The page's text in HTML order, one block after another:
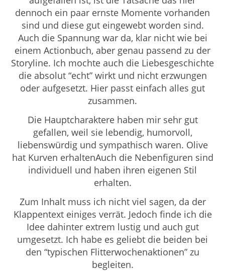
dennoch ein paar ernste Momente vorhanden
sind und diese gut eingewebt worden sind.
Auch die Spannung war da, klar nicht wie bei
einem Actionbuch, aber genau passend zu der
Storyline. Ich mochte auch die Liebesgeschichte
die absolut “echt” wirkt und nicht erzwungen
oder aufgesetzt. Hier passt einfach alles gut
zusammen.
Die Hauptcharaktere haben mir sehr gut
gefallen, weil sie lebendig, humorvoll,
liebenswürdig und sympathisch waren. Olive
hat Kurven erhaltenAuch die Nebenfiguren sind
individuell und haben ihren eigenen Stil
erhalten.
Zum Inhalt muss ich nicht viel sagen, da der
Klappentext einiges verrät. Jedoch finde ich die
Idee dahinter extrem lustig und auch gut
umgesetzt. Ich habe es geliebt die beiden bei
den “typischen Flitterwochenaktionen” zu
begleiten.